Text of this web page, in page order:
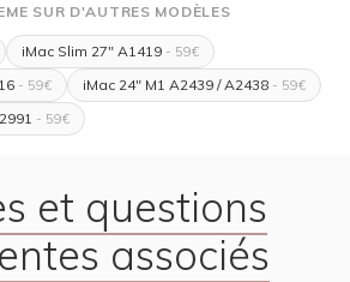
SUR D'AUTRES MODÈLES
iMac Slim 27" A1419 - 59€
- 59€ iMac 24" M1 A2439 / A2438 - 59€
- 59€
et questions
associés